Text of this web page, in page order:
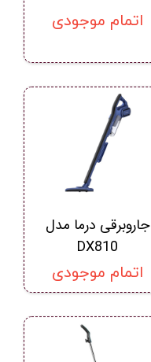
اتمام موجودی
جاروبرقی درما مدل
DX810
اتمام موجودی